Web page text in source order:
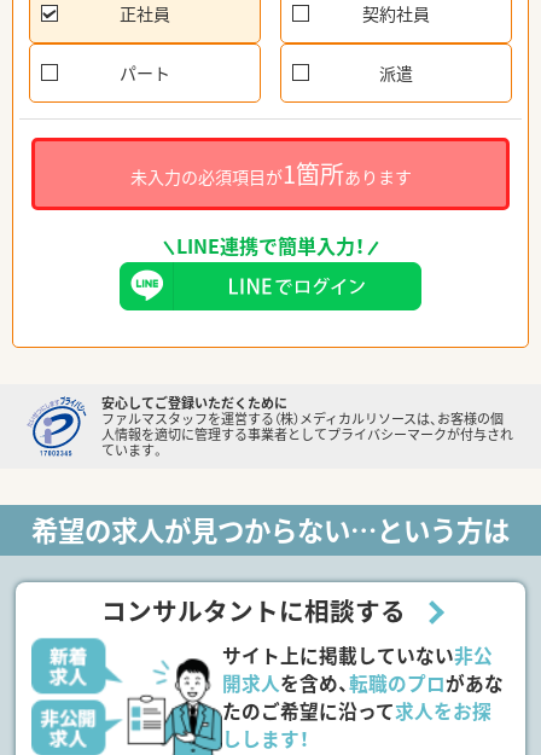
正社員 契約社員
パート 派遣
未入力の必須項目が1箇所あります
LINE連携で簡単入力！
安心してご登録いただくために
ファルマスタッフを運営する（株）メディカルリソースは、お客様の個
人情報を適切に管理する事業者としてプライバシーマークが付与され
ています。
希望の求人が見つからない…という方は
コンサルタントに相談する
サイト上に掲載していない非公
開求人を含め、転職のプロがあな
たのご希望に沿って求人をお探
しします！